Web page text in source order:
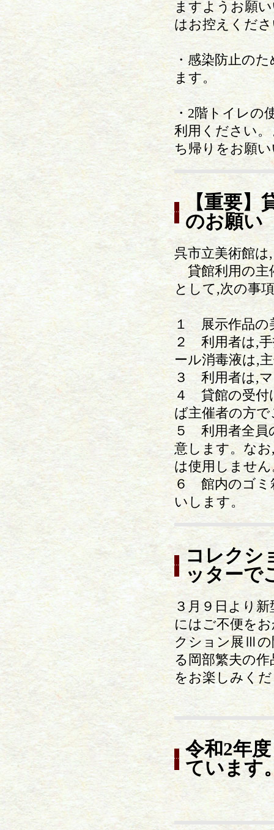
ますようお願
はお控えくだ
・感染防止の
ます。
・2階トイレの
利用ください
ち帰りをお願
【重要】
のお願い
呉市立美術館
貸館利用の主
として,次の事
１ 展示作品の
２ 利用者は,
ール消毒液は,
３ 利用者は,
４ 貸館の受付
ば主催者の方
５ 利用者全員
意します。な
は使用しません
６ 館内のゴミ
いします。
コレクシ
ッターで
３月９日より
にはご不便を
クション展Ⅲの
る岡部繁夫の
をお楽しみく
令和2年
ています